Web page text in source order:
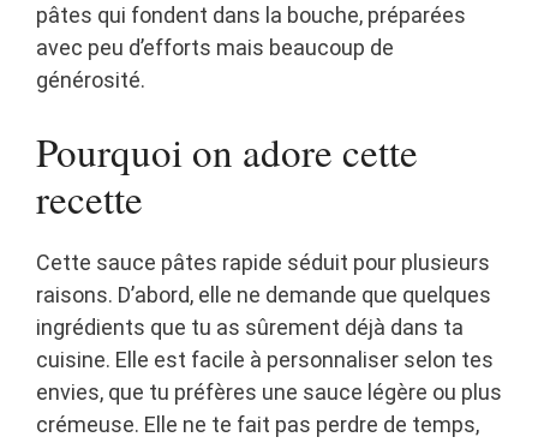
pâtes qui fondent dans la bouche, préparées
avec peu d’efforts mais beaucoup de
générosité.
Pourquoi on adore cette
recette
Cette sauce pâtes rapide séduit pour plusieurs
raisons. D’abord, elle ne demande que quelques
ingrédients que tu as sûrement déjà dans ta
cuisine. Elle est facile à personnaliser selon tes
envies, que tu préfères une sauce légère ou plus
crémeuse. Elle ne te fait pas perdre de temps,